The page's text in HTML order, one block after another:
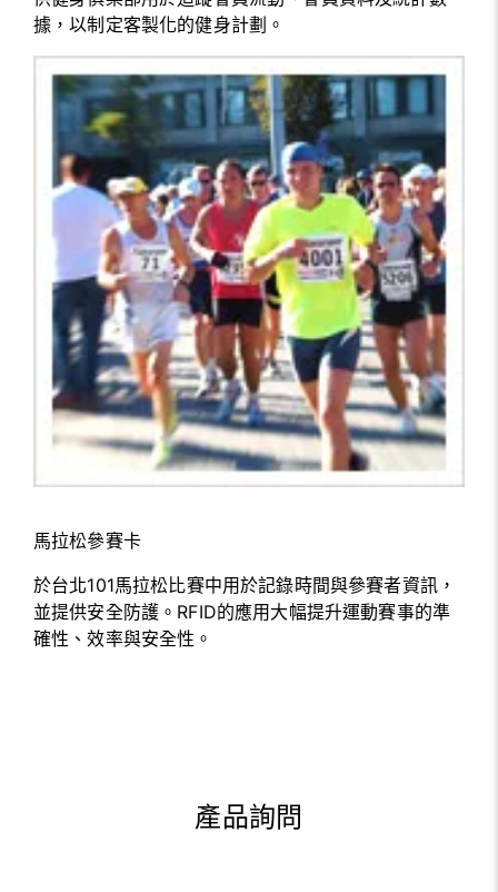
據，以制定客製化的健身計劃。
馬拉松參賽卡
於台北101馬拉松比賽中用於記錄時間與參賽者資訊，
並提供安全防護。RFID的應用大幅提升運動賽事的準
確性、效率與安全性。
產品詢問